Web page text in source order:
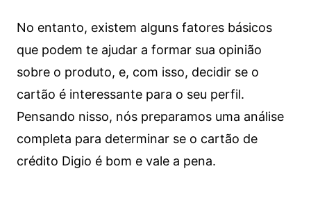
No entanto, existem alguns fatores básicos
que podem te ajudar a formar sua opinião
sobre o produto, e, com isso, decidir se o
cartão é interessante para o seu perfil.
Pensando nisso, nós preparamos uma análise
completa para determinar se o cartão de
crédito Digio é bom e vale a pena.